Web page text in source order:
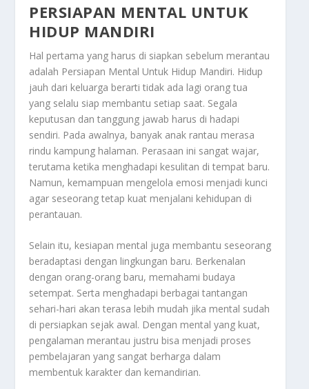
PERSIAPAN MENTAL UNTUK
HIDUP MANDIRI
Hal pertama yang harus di siapkan sebelum merantau
adalah Persiapan Mental Untuk Hidup Mandiri. Hidup
jauh dari keluarga berarti tidak ada lagi orang tua
yang selalu siap membantu setiap saat. Segala
keputusan dan tanggung jawab harus di hadapi
sendiri. Pada awalnya, banyak anak rantau merasa
rindu kampung halaman. Perasaan ini sangat wajar,
terutama ketika menghadapi kesulitan di tempat baru.
Namun, kemampuan mengelola emosi menjadi kunci
agar seseorang tetap kuat menjalani kehidupan di
perantauan.
Selain itu, kesiapan mental juga membantu seseorang
beradaptasi dengan lingkungan baru. Berkenalan
dengan orang-orang baru, memahami budaya
setempat. Serta menghadapi berbagai tantangan
sehari-hari akan terasa lebih mudah jika mental sudah
di persiapkan sejak awal. Dengan mental yang kuat,
pengalaman merantau justru bisa menjadi proses
pembelajaran yang sangat berharga dalam
membentuk karakter dan kemandirian.